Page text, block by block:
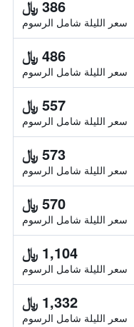
386 ﷼
سعر الليلة شامل الرسوم
486 ﷼
سعر الليلة شامل الرسوم
557 ﷼
سعر الليلة شامل الرسوم
573 ﷼
سعر الليلة شامل الرسوم
570 ﷼
سعر الليلة شامل الرسوم
1,104 ﷼
سعر الليلة شامل الرسوم
1,332 ﷼
سعر الليلة شامل الرسوم